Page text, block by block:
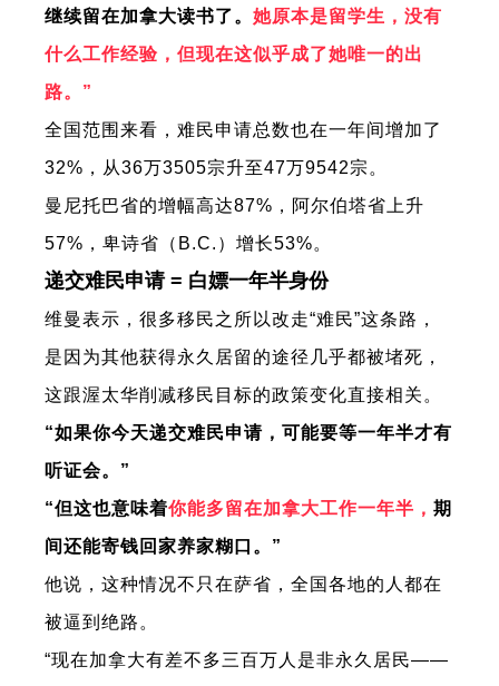
继续留在加拿大读书了。 她原本是留学生，没有
什么工作经验，但现在这似乎成了她唯一的出
路。”
全国范围来看，难民申请总数也在一年间增加了
32%，从36万3505宗升至47万9542宗。
曼尼托巴省的增幅高达87%，阿尔伯塔省上升
57%，卑诗省（B.C.）增长53%。
递交难民申请 = 白嫖一年半身份
维曼表示，很多移民之所以改走“难民”这条路，
是因为其他获得永久居留的途径几乎都被堵死，
这跟渥太华削减移民目标的政策变化直接相关。
“如果你今天递交难民申请，可能要等一年半才有
听证会。”
“但这也意味着你能多留在加拿大工作一年半， 期
间还能寄钱回家养家糊口。”
他说，这种情况不只在萨省，全国各地的人都在
被逼到绝路。
“现在加拿大有差不多三百万人是非永久居民——